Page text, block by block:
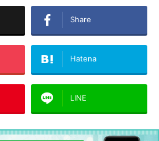
Share
Hatena
LINE